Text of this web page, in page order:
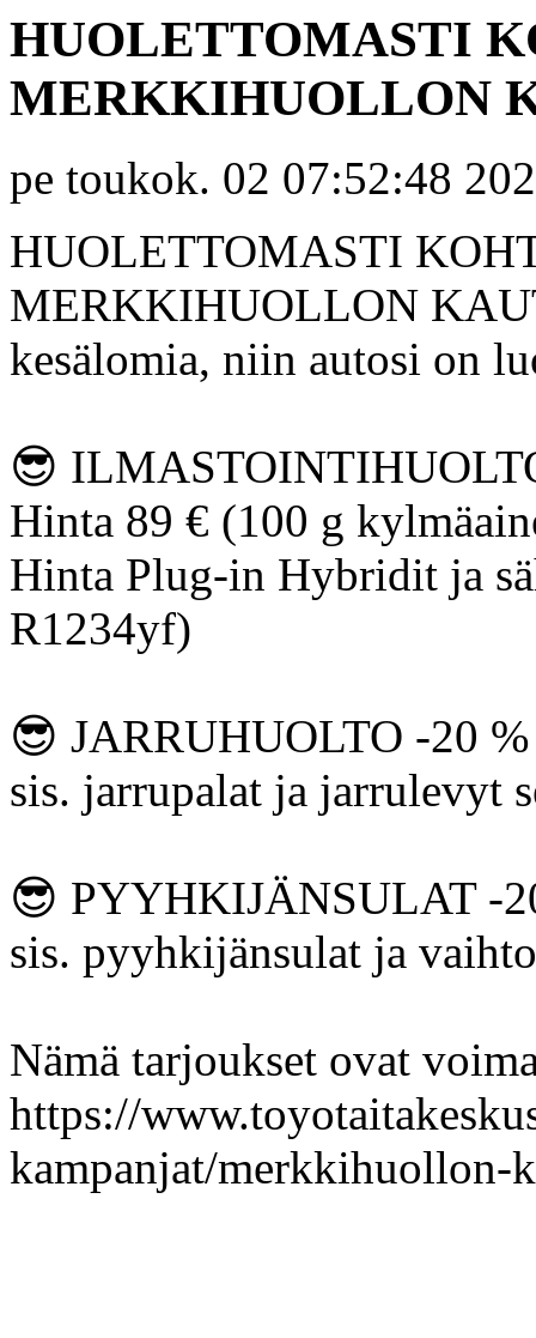
HUOLETTOMASTI
MERKKIHUOLLON
pe toukok. 02 07:52:48
HUOLETTOMASTI
MERKKIHUOLLON
kesälomia, niin autosi on
😎
Hinta 89 € (100 g
Hinta Plug-in Hybridit ja
R1234yf)
😎 JARRUHUOLTO -20 %
sis. jarrupalat ja jarrulevyt
😎 PYYHKIJÄNSULAT -
sis. pyyhkijänsulat ja
Nämä tarjoukset ovat
https://
kampanjat/merkkihuollon-